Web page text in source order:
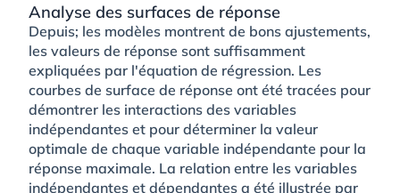
Analyse des surfaces de réponse
Depuis; les modèles montrent de bons ajustements,
les valeurs de réponse sont suffisamment
expliquées par l'équation de régression. Les
courbes de surface de réponse ont été tracées pour
démontrer les interactions des variables
indépendantes et pour déterminer la valeur
optimale de chaque variable indépendante pour la
réponse maximale. La relation entre les variables
indépendantes et dépendantes a été illustrée par